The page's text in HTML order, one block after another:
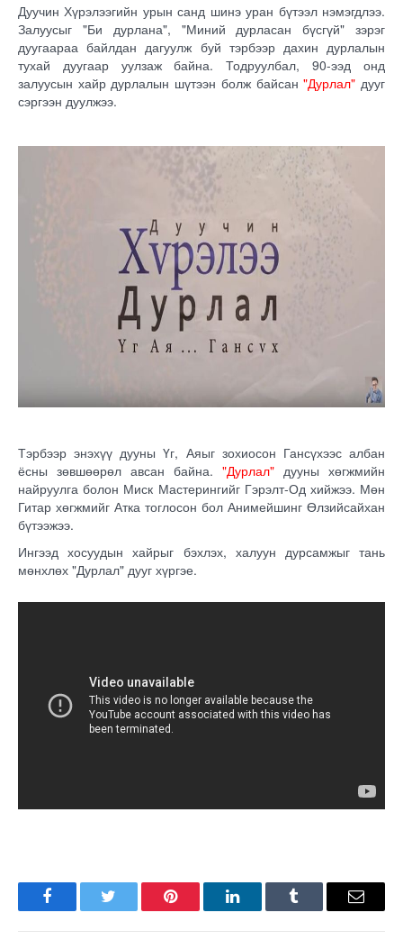
Дуучин Хүрэлээгийн урын санд шинэ уран бүтээл нэмэгдлээ.
Залуусыг "Би дурлана", "Миний дурласан бүсгүй" зэрэг
дуугаараа байлдан дагуулж буй тэрбээр дахин дурлалын
тухай дуугаар уулзаж байна. Тодруулбал, 90-ээд онд
залуусын хайр дурлалын шүтээн болж байсан"Дурлал" дууг
сэргээн дуулжээ.
Тэрбээр энэхүү дууны Үг, Аяыг зохиосон Гансүхээс албан
ёсны зөвшөөрөл авсан байна. "Дурлал" дууны хөгжмийн
найруулга болон Миск Мастерингийг Гэрэлт-Од хийжээ. Мөн
Гитар хөгжмийг Атка тоглосон бол Анимейшинг Өлзийсайхан
бүтээжээ.
Ингээд хосуудын хайрыг бэхлэх, халуун дурсамжыг тань
мөнхлөх "Дурлал" дууг хүргэе.
FacebookTwitter Pinterest LinkedInTumblr Имэйл